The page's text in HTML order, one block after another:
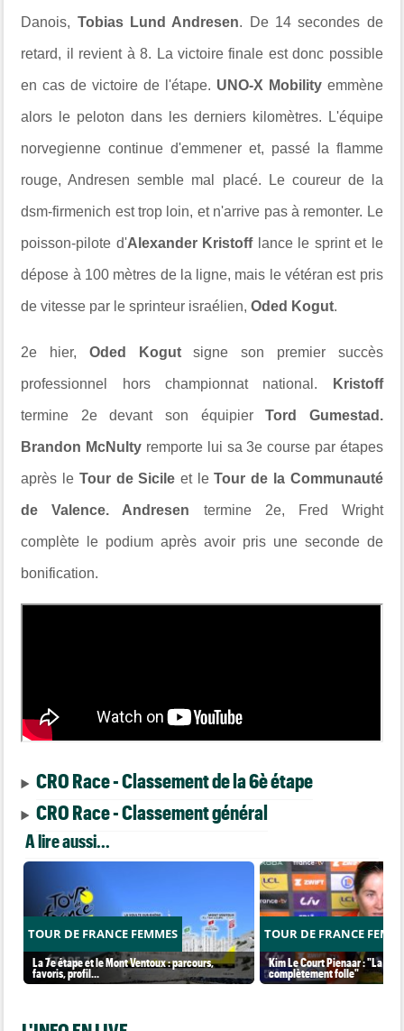
Danois, Tobias Lund Andresen. De 14 secondes de
retard, il revient à 8. La victoire finale est donc possible
en cas de victoire de l'étape. UNO-X Mobility emmène
alors le peloton dans les derniers kilomètres. L'équipe
norvegienne continue d'emmener et, passé la flamme
rouge, Andresen semble mal placé. Le coureur de la
dsm-firmenich est trop loin, et n'arrive pas à remonter. Le
poisson-pilote d'Alexander Kristofflance le sprint et le
dépose à 100 mètres de la ligne, mais le vétéran est pris
de vitesse par le sprinteur israélien, Oded Kogut.
2e hier, Oded Kogutsigne son premier succès
professionnel hors championnat national. Kristoff
termine 2e devant son équipierTord Gumestad.
Brandon McNulty remporte lui sa 3e course par étapes
après le Tour de Sicile et leTour de la Communauté
de Valence. Andresen termine 2e, Fred Wright
complète le podium après avoir pris une seconde de
bonification.
CRO Race - Classement de la 6è étape
CRO Race - Classement général
A lire aussi...
TOUR DE FRANCE FEMMES
La 7e étape et le Mont Ventoux : parcours,
favoris, profil…
TOUR DE FRANCE
Kim Le Court Pienaar : "La
complètement folle"